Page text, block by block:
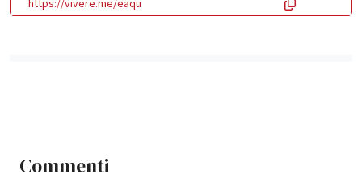
https://vivere.me/eaqu
Commenti